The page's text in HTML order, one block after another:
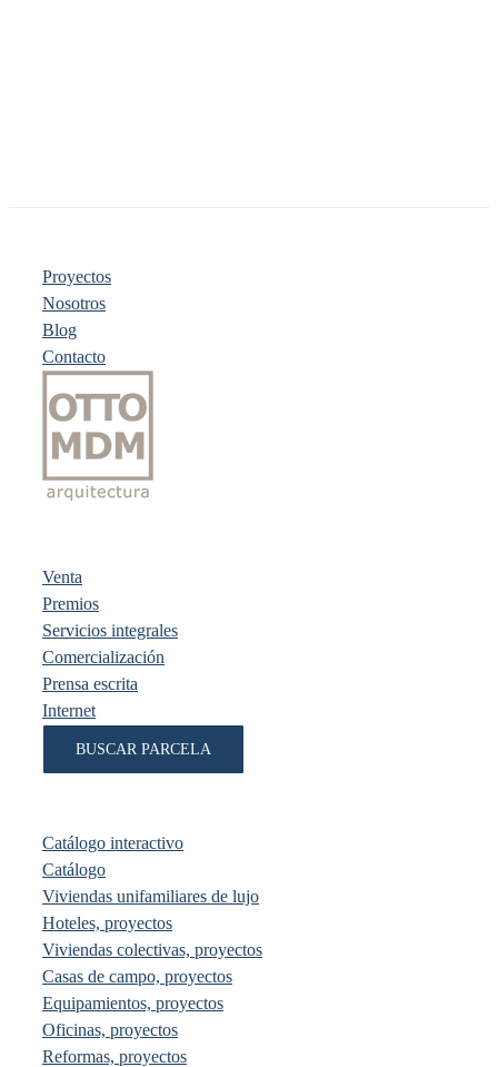
Proyectos
Nosotros
Blog
Contacto
Venta
Premios
Servicios integrales
Comercialización
Prensa escrita
Internet
BUSCAR PARCELA
Catálogo interactivo
Catálogo
Viviendas unifamiliares de lujo
Hoteles, proyectos
Viviendas colectivas, proyectos
Casas de campo, proyectos
Equipamientos, proyectos
Oficinas, proyectos
Reformas, proyectos